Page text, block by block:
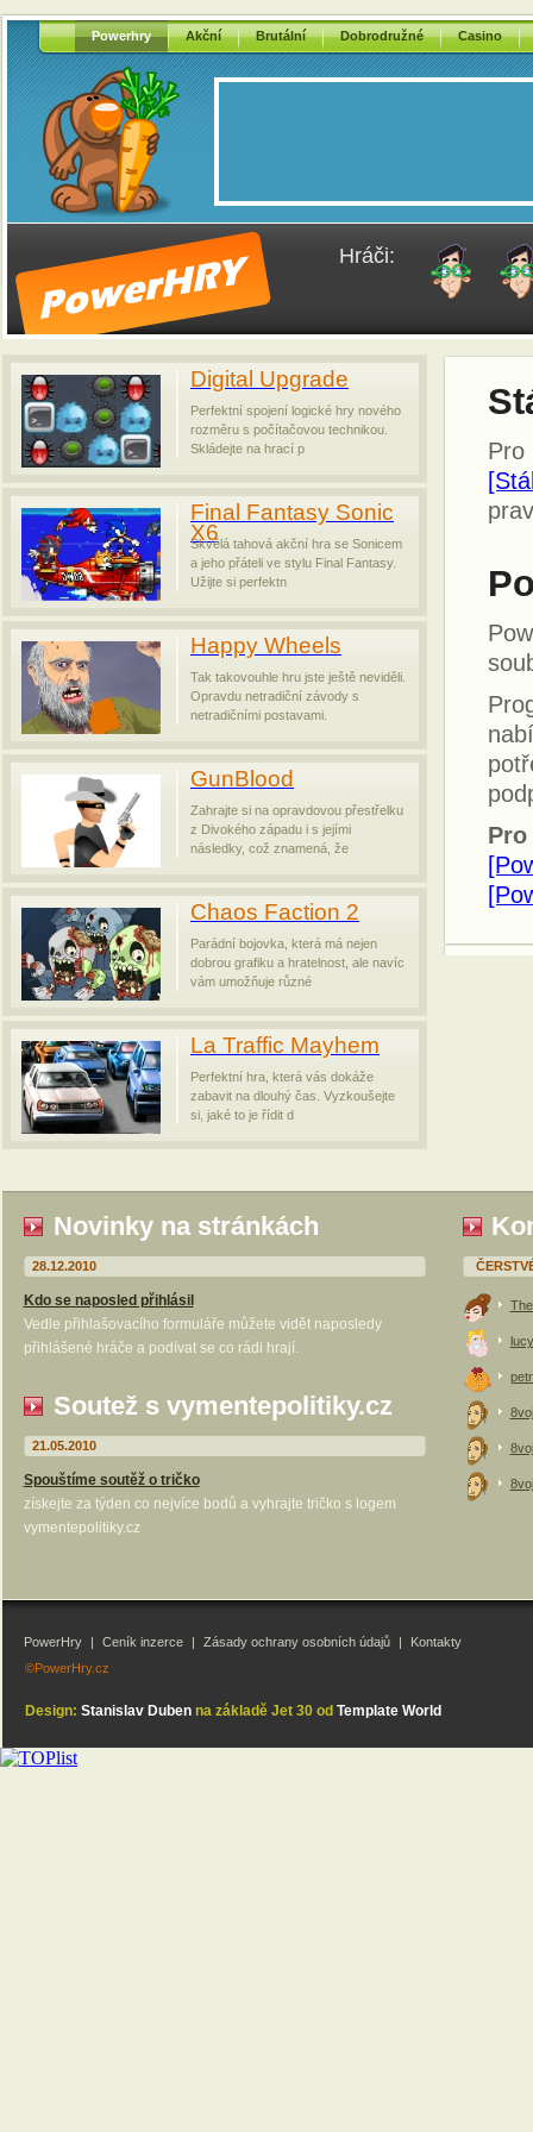
Powerhry Akční Brutální Dobrodružné Casino
Hráči:
Digital Upgrade
Perfektní spojení logické hry nového
rozměru s počítačovou technikou.
Skládejte na hrací p
Final Fantasy Sonic
X6
Skvělá tahová akční hra se Sonicem
a jeho přáteli ve stylu Final Fantasy.
Užijte si perfektn
Happy Wheels
Tak takovouhle hru jste ještě neviděli.
Opravdu netradiční závody s
netradičními postavami.
GunBlood
Zahrajte si na opravdovou přestřelku
z Divokého západu i s jejími
následky, což znamená, že
Chaos Faction 2
Parádní bojovka, která má nejen
dobrou grafiku a hratelnost, ale navíc
vám umožňuje různé
La Traffic Mayhem
Perfektní hra, která vás dokáže
zabavit na dlouhý čas. Vyzkoušejte
si, jaké to je řídit d
Pro
Novinky na stránkách
28.12.2010
Kdo se naposled přihlásil
Vedle přihlašovacího formuláře můžete vidět naposledy
přihlášené hráče a podívat se co rádi hrají.
Soutež s vymentepolitiky.cz
21.05.2010
Spouštíme soutěž o tričko
získejte za týden co nejvíce bodů a vyhrajte tričko s logem
vymentepolitiky.cz
PowerHry | Ceník inzerce | Zásady ochrany osobních údajů |
Kontakty
©PowerHry.cz
Design: Stanislav Dubenna základě Jet 30 od Template World